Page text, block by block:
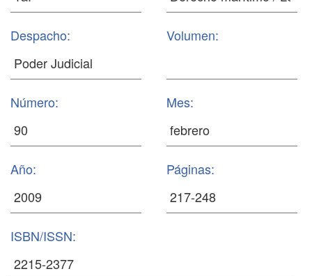
Despacho: Volumen:
Número: Mes:
Año: Páginas:
ISBN/ISSN: